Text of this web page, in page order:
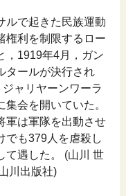
ルで起きた民族運動
権利を制限するロー
，1919年4月，ガン
タールが決行され
ャリヤーンワーラ
会を開いていた。
軍は軍隊を出動させ
でも379人を虐殺し
て遇した。 (山川 世
川出版社)